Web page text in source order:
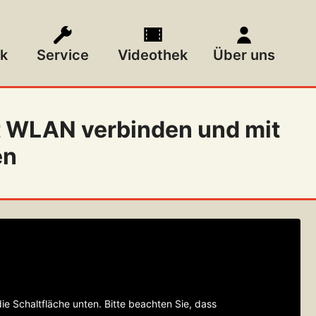
Service Videothek Über uns
verbinden und mit
Schaltfläche unten. Bitte beachten Sie, dass